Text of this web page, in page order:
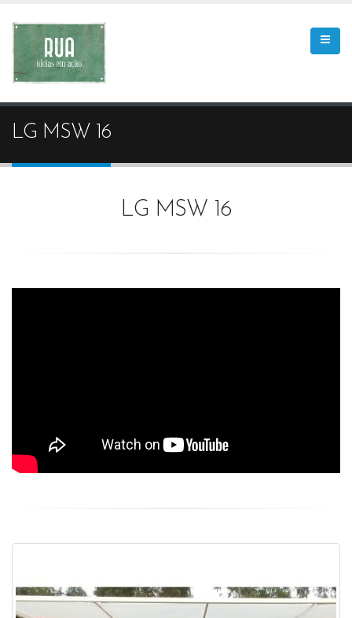
LG MSW 16
LG MSW 16